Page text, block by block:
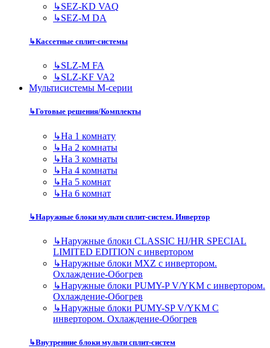
↳SEZ-KD VAQ
↳SEZ-M DA
↳Кассетные сплит-системы
↳SLZ-M FA
↳SLZ-KF VA2
Мультисистемы M-серии
↳Готовые решения/Комплекты
↳На 1 комнату
↳На 2 комнаты
↳На 3 комнаты
↳На 4 комнаты
↳На 5 комнат
↳На 6 комнат
↳Наружные блоки мульти сплит-систем. Инвертор
↳Наружные блоки CLASSIC HJ/HR SPECIAL
LIMITED EDITION с инвертором
↳Наружные блоки MXZ с инвертором.
Охлаждение-Обогрев
↳Наружные блоки PUMY-P V/YKM с инвертором.
Охлаждение-Обогрев
↳Наружные блоки PUMY-SP V/YKM С
инвертором. Охлаждение-Обогрев
↳Внутренние блоки мульти сплит-систем